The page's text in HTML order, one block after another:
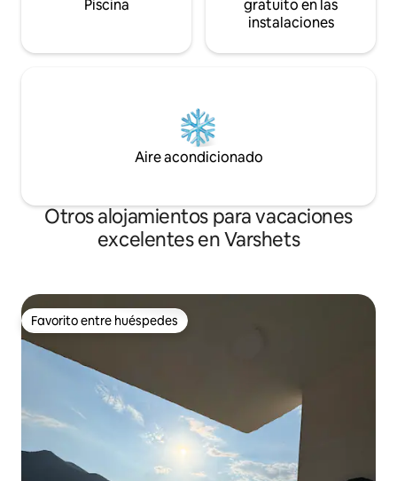
Piscina
gratuito en las
instalaciones
Aire acondicionado
Otros alojamientos para vacaciones
excelentes en Varshets
Favorito entre huéspedes
Favorito entre huéspedes